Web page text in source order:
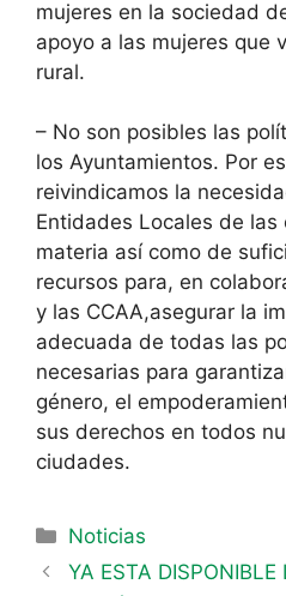
mujeres en la sociedad
apoyo a las mujeres que
rural.
– No son posibles las
los Ayuntamientos. Por
reivindicamos la
Entidades Locales de
materia así como de
recursos para, en
y las CCAA,asegurar la
adecuada de todas las
necesarias para
género, el
sus derechos en todos
ciudades.
Noticias
YA ESTA DISPONIBLE